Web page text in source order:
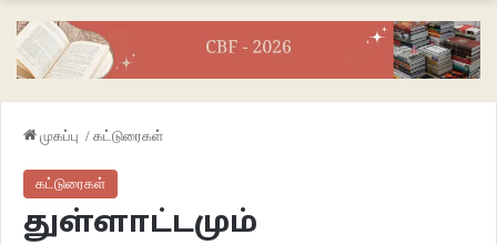
முகப்பு / கட்டுரைகள்
கட்டுரைகள்
துள்ளாட்டமும்